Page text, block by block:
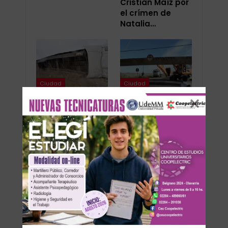
el crímen de
Natalia…
Ciudad
Video: Así quedó
el camión
accidentado en
Santa Luisa
Ciudad
Video: Así caía el
limitador de
altura en 51 y
Avellaneda
ANTERIOR SIGUIENTE